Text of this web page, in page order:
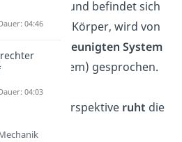
und befindet sich
neben dem Körper, wird von
beschleunigten System
Inertialsystem) gesprochen.
dieser
ruht die
04:46
04:03